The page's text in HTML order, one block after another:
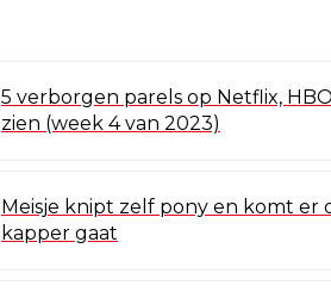
5 verborgen parels op Netflix,
zien (week 4 van 2023)
Meisje knipt zelf pony en komt er
kapper gaat